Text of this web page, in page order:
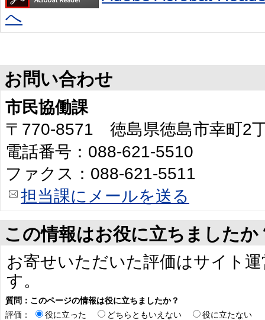
へ
お問い合わせ
市民協働課
〒770-8571 徳島県徳島市幸町2
電話番号：088-621-5510
ファクス：088-621-5511
担当課にメールを送る
この情報はお役に立ちましたか
お寄せいただいた評価はサイト
す。
質問：このページの情報は役に立ちましたか？
評価：
役に立った どちらともいえない
役に立たない